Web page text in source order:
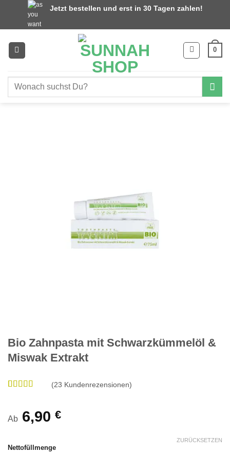
springen
Jetzt bestellen und erst in 30 Tagen zahlen!
0
Suchen
Bio Zahnpasta mit Schwarzkümmelöl &
Miswak Extrakt
von 5,
basierend
(23 Kundenrezensionen)
Ab 6,90 €
Nettofüllmenge
ZURÜCKSETZEN